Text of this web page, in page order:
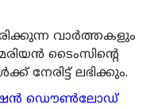
വാര്‍ത്തകളും
ടൈംസിന്റെ
നേരിട്ട് ലഭിക്കും.
ഡൌണ്‍ലോഡ്